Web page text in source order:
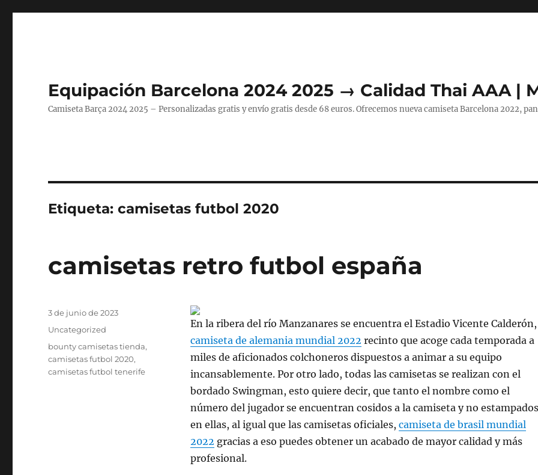
Equipación Barcelona 2024 2025 → Calidad Thai AAA |
Camiseta Barça 2024 2025 – Personalizadas gratis y envío gratis desde 68 euros. Ofrecemos nueva camiseta Barcelona 2022,
Etiqueta:camisetas futbol 2020
camisetas retro futbol españa
En la ribera del río Manzanares se encuentra el Estadio Vicente Calderón,
camiseta de alemania mundial 2022 recinto que acoge cada temporada a
miles de aficionados colchoneros dispuestos a animar a su equipo
incansablemente. Por otro lado, todas las camisetas se realizan con el
bordado Swingman, esto quiere decir, que tanto el nombre como el
número del jugador se encuentran cosidos a la camiseta y no estampados
en ellas, al igual que las camisetas oficiales, camiseta de brasil mundial
2022 gracias a eso puedes obtener un acabado de mayor calidad y más
profesional.
Publicado
3 de junio de 2023
Categorías
Uncategorized
Etiquetas
bounty camisetas tienda,
camisetas futbol 2020,
camisetas futbol tenerife